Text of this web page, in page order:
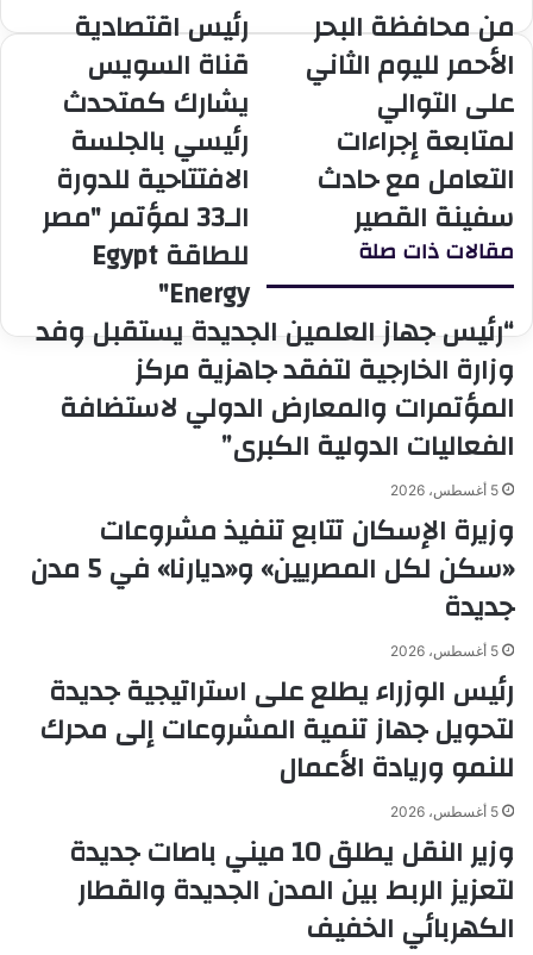
من
محافظة
البحر
الأحمر
لليوم
الثاني
على
التوالي
لمتابعة
إجراءات
مع
حادث
سفينة
القصير
من محافظة البحر
الأحمر لليوم الثاني
على التوالي
لمتابعة إجراءات
التعامل مع حادث
سفينة القصير
رئيس
اقتصادية
قناة
السويس
يشارك
كمتحدث
رئيسي
بالجلسة
الافتتاحية
للدورة
الـ33
لمؤتمر
للطاقة
Egypt
Energy"
رئيس اقتصادية
قناة السويس
يشارك كمتحدث
رئيسي بالجلسة
الافتتاحية للدورة
الـ33 لمؤتمر "مصر
للطاقة Egypt
Energy"
مقالات ذات صلة
“رئيس جهاز العلمين الجديدة يستقبل وفد
وزارة الخارجية لتفقد جاهزية مركز
المؤتمرات والمعارض الدولي لاستضافة
الفعاليات الدولية الكبرى”
5 أغسطس، 2026
وزيرة الإسكان تتابع تنفيذ مشروعات
«سكن لكل المصريين» و«ديارنا» في 5 مدن
جديدة
5 أغسطس، 2026
رئيس الوزراء يطلع على استراتيجية جديدة
لتحويل جهاز تنمية المشروعات إلى محرك
للنمو وريادة الأعمال
5 أغسطس، 2026
وزير النقل يطلق 10 ميني باصات جديدة
لتعزيز الربط بين المدن الجديدة والقطار
الكهربائي الخفيف